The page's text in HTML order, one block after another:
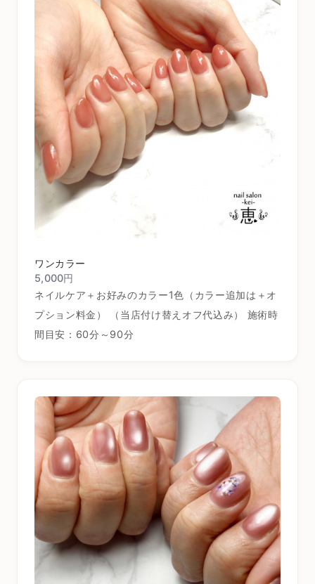
ワンカラー
5,000円
ネイルケア＋お好みのカラー1色（カラー追加は＋オ
プション料金） （当店付け替えオフ代込み） 施術時
間目安：60分～90分